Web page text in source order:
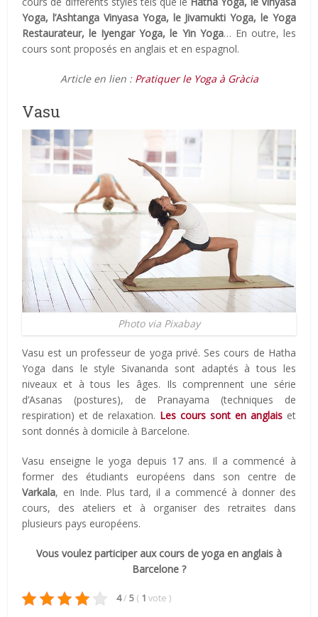
Yoga, l’Ashtanga Vinyasa Yoga, le Jivamukti Yoga, le Yoga
Restaurateur, le Iyengar Yoga, le Yin Yoga… En outre, les
cours sont proposés en anglais et en espagnol.
Article en lien : Pratiquer le Yoga à Gràcia
Vasu
Photo via Pixabay
Vasu est un professeur de yoga privé. Ses cours de Hatha
Yoga dans le style Sivananda sont adaptés à tous les
niveaux et à tous les âges. Ils comprennent une série
d’Asanas (postures), de Pranayama (techniques de
respiration) et de relaxation. Les cours sont en anglaiset
sont donnés à domicile à Barcelone.
Vasu enseigne le yoga depuis 17 ans. Il a commencé à
former des étudiants européens dans son centre de
Varkala, en Inde. Plus tard, il a commencé à donner des
cours, des ateliers et à organiser des retraites dans
plusieurs pays européens.
Vous voulez participer aux cours de yoga en anglais à
Barcelone ?
4/ 5 ( 1 vote )